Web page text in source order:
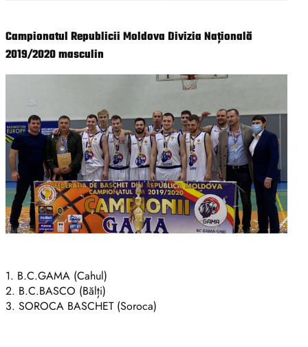
Campionatul Republicii Moldova Divizia Națională
2019/2020 masculin
1. B.C.GAMA (Cahul)
2. B.C.BASCO (Bălți)
3. SOROCA BASCHET (Soroca)